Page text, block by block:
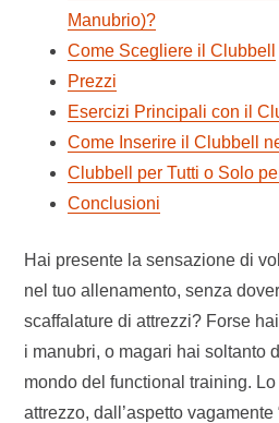
Manubrio)?
Come Scegliere il Clubbell
Prezzi
Esercizi Principali con il
Come Inserire il Clubbell
Clubbell per Tutti o Solo
Conclusioni
Hai presente la sensazione di
nel tuo allenamento, senza
scaffalature di attrezzi? Forse
i manubri, o magari hai soltanto
mondo del functional training.
attrezzo, dall’aspetto vagamente